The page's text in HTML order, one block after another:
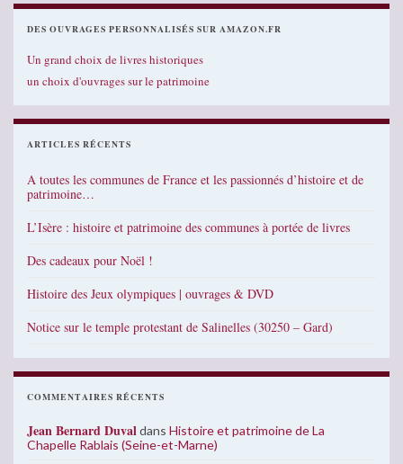
DES OUVRAGES PERSONNALISÉS SUR AMAZON.FR
Un grand choix de livres historiques
un choix d'ouvrages sur le patrimoine
ARTICLES RÉCENTS
A toutes les communes de France et les passionnés d’histoire et de
patrimoine…
L’Isère : histoire et patrimoine des communes à portée de livres
Des cadeaux pour Noël !
Histoire des Jeux olympiques | ouvrages & DVD
Notice sur le temple protestant de Salinelles (30250 – Gard)
COMMENTAIRES RÉCENTS
Jean Bernard Duvaldans Histoire et patrimoine de La
Chapelle Rablais (Seine-et-Marne)